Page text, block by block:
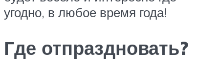
угодно, в любое время года!
Где отпраздновать?